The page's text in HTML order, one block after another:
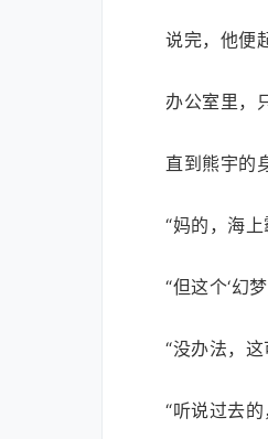
说完，他便
办公室里，
直到熊宇的
“妈的，海
“但这个‘幻
“没办法，
“听说过去